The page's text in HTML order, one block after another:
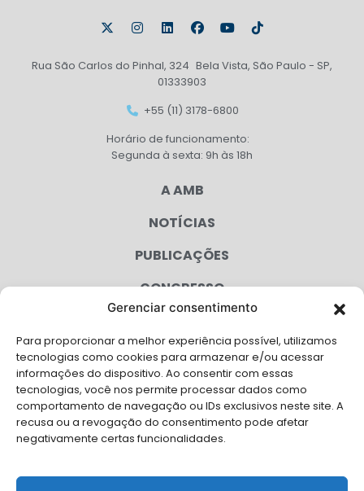
Gerenciar consentimento
Para proporcionar a melhor experiência possível, utilizamos
tecnologias como cookies para armazenar e/ou acessar
informações do dispositivo. Ao consentir com essas
tecnologias, você nos permite processar dados como
comportamento de navegação ou IDs exclusivos neste site. A
recusa ou a revogação do consentimento pode afetar
negativamente certas funcionalidades.
Rua São Carlos do Pinhal, 324 Bela Vista, São Paulo - SP,
01333903
+55 (11) 3178-6800
Horário de funcionamento:
Segunda à sexta: 9h às 18h
A AMB
NOTÍCIAS
PUBLICAÇÕES
CONGRESSO
CAMPANHAS
SERVIÇOS
FILIADAS
FALE CONOSCO